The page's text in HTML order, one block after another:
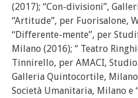
(2017); “Con-divisioni”,
“Artitude”, per Fuorisalone,
“Differente-mente”, per
Milano (2016); “ Teatro
Tinnirello, per AMACI, Studio
Galleria Quintocortile, Milano
Società Umanitaria, Milano e